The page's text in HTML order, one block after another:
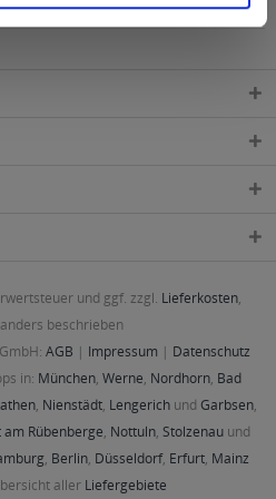
und ggf. zzgl. Lieferkosten,
beschrieben
AGB | Impressum | Datenschutz
in: München, Werne, Nordhorn, Bad
, Nienstädt, Lengerichund Garbsen,
Rübenberge, Nottuln, Stolzenau und
, Berlin, Düsseldorf, Erfurt, Mainz
aller Liefergebiete